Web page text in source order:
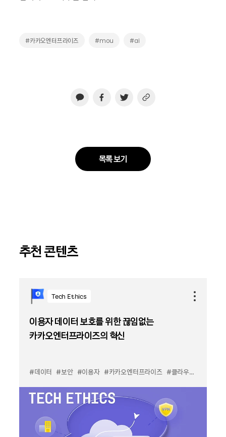
#카카오엔터프라이즈 #mou #ai
목록 보기
추천 콘텐츠
Tech Ethics
이용자 데이터 보호를 위한 끊임없는
카카오엔터프라이즈의 혁신
#데이터 #보안 #이용자 #카카오엔터프라이즈 #클라우드